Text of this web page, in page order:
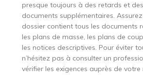
presque toujours à des retards et
documents supplémentaires.
dossier contient tous les documents
les plans de masse, les plans de
les notices descriptives. Pour éviter
n’hésitez pas à consulter un
vérifier les exigences auprès de votre